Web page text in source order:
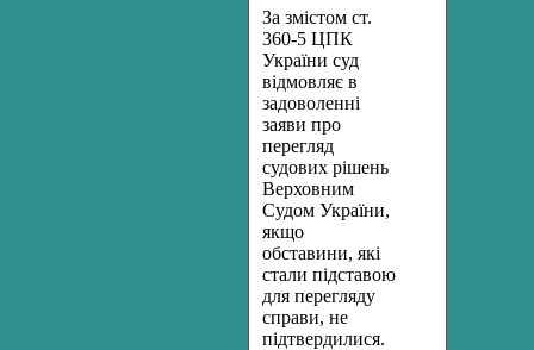
За змістом ст.
360-5 ЦПК
України суд
відмовляє в
задоволенні
заяви про
перегляд
судових рішень
Верховним
Судом України,
якщо
обставини, які
стали підставою
для перегляду
справи, не
підтвердилися.